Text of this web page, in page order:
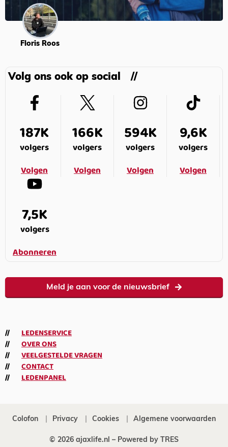
Floris Roos
Volg ons ook op social
187K
volgers
Volgen
166K
volgers
Volgen
594K
volgers
Volgen
9,6K
volgers
Volgen
7,5K
volgers
Abonneren
Meld je aan voor de nieuwsbrief
LEDENSERVICE
OVER ONS
VEELGESTELDE VRAGEN
CONTACT
LEDENPANEL
Colofon Privacy Cookies Algemene voorwaarden
© 2026 ajaxlife.nl – Powered by TRES